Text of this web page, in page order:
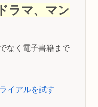
ラマ、マン
なく電子書籍まで
イアルを試す